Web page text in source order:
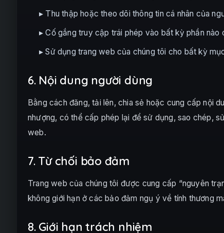
▸ Thu thập hoặc theo dõi thông tin cá nhân của
▸ Cố gắng truy cập trái phép vào bất kỳ phần nào
▸ Sử dụng trang web của chúng tôi cho bất kỳ
6. Nội dung người dùng
Bằng cách đăng, tải lên, chia sẻ hoặc cung cấp nội
nhượng, có thể cấp phép lại để sử dụng, sao chép,
web.
7. Từ chối bảo đảm
Trang web của chúng tôi được cung cấp “nguyên
không giới hạn ở các bảo đảm ngụ ý về tính thương
8. Giới hạn trách nhiệm